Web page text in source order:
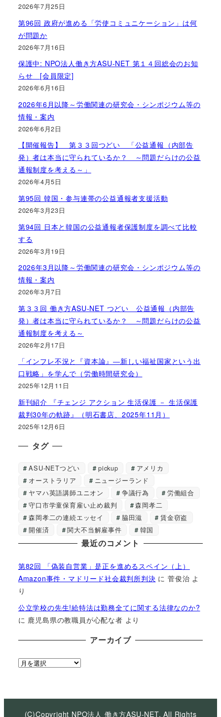
2026年7月25日
第96回 政府が進める「労使コミュニケーション」は何
が問題か
2026年7月16日
保護中: NPO法人働き方ASU-NET 第１４回総会のお知
らせ [会員限定]
2026年6月16日
2026年6月以降～労働関連の研究会・シンポジウム等の
情報・案内
2026年6月2日
【開催報告】 第３３回つどい 「公益通報（内部告
発）者は本当に守られているか？ ～問題だらけの公益
通報制度を考える～」
2026年4月5日
第95回 韓国・参与連帯の公益通報者支援活動
2026年3月23日
第94回 日本と韓国の公益通報者保護制度を調べて比較
する
2026年3月19日
2026年3月以降～労働関連の研究会・シンポジウム等の
情報・案内
2026年3月7日
第３３回 働き方ASU-NET つどい 公益通報（内部告
発）者は本当に守られているか？ ～問題だらけの公益
通報制度を考える～
2026年2月17日
「インフレ不況と『資本論』―新しい福祉国家という出
口戦略」を学んで（労働時間研究会）
2025年12月11日
新刊紹介 『チェンジ アクション 生活保護 － 生活保護
裁判30年の軌跡』（明石書店、2025年11月）
2025年12月6日
タグ
ASU-NETつどい pickup
アメリカ
オーストラリア
ニュージーランド
ヤマハ英語講師ユニオン
争議行為
労働組合
守口市学童保育雇い止め裁判
森岡孝二
森岡孝二の連続エッセイ
脇田滋
賃金窃盗
開催済
関大不当解雇事件 韓国
最近のコメント
第82回 「偽装自営業」是正を進めるスペイン（上）
Amazon事件・マドリード社会裁判所判決 に菅俊治 よ
り
公立学校の先生!給特法は勤務全てに関する法律なのか?
に 鹿児島県の教職員が心配な者 より
アーカイブ
ア
イ
(C)Copyright NPO法人 働き方ASU-NET, All Rights